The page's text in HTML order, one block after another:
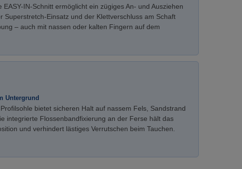
IN-Schnitt ermöglicht ein zügiges An- und Ausziehen
Superstretch-Einsatz und der Klettverschluss am Schaft
– auch mit nassen oder kalten Fingern auf dem
Untergrund
bietet sicheren Halt auf nassem Fels, Sandstrand
integrierte Flossenbandfixierung an der Ferse hält das
und verhindert lästiges Verrutschen beim Tauchen.